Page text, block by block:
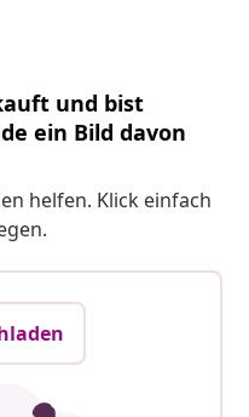
und bist
ein Bild davon
helfen. Klick einfach